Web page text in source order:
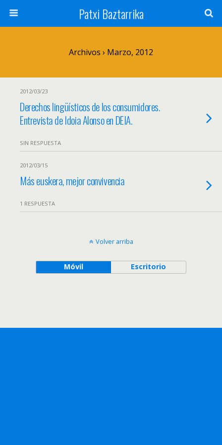
Patxi Baztarrika
Archivos › Marzo, 2012
2012/03/23
Derechos lingüísticos de los consumidores.
Entrevista de Idoia Alonso en DEIA.
SIN RESPUESTA
2012/03/15
Más euskera, mejor convivencia
1 RESPUESTA
Volver arriba
Móvil Escritorio